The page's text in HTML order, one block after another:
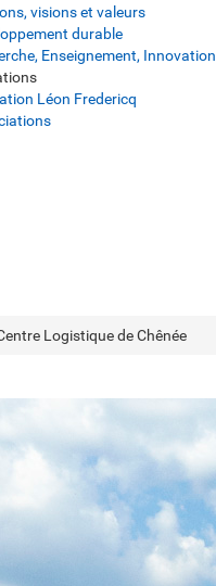
visions et valeurs
durable
Enseignement, Innovation
Léon Fredericq
Logistique de Chênée